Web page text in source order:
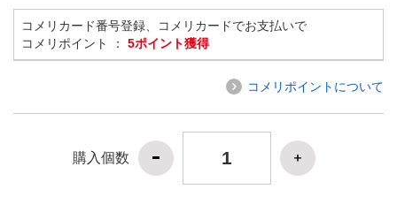
コメリカード番号登録、コメリカードでお支払いで
コメリポイント ： 5ポイント獲得
コメリポイントについて
購入個数